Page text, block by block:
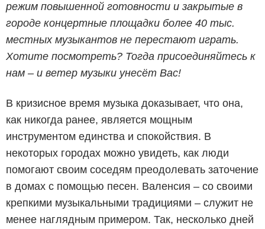
режим повышенной готовности и закрытые в
городе концертные площадки более 40 тыс.
местных музыкантов не перестают играть.
Хотите посмотреть? Тогда присоединяйтесь к
нам – и ветер музыки унесёт Вас!
В кризисное время музыка доказывает, что она,
как никогда ранее, является мощным
инструментом единства и спокойствия. В
некоторых городах можно увидеть, как люди
помогают своим соседям преодолевать заточение
в домах с помощью песен. Валенсия – со своими
крепкими музыкальными традициями – служит не
менее наглядным примером. Так, несколько дней